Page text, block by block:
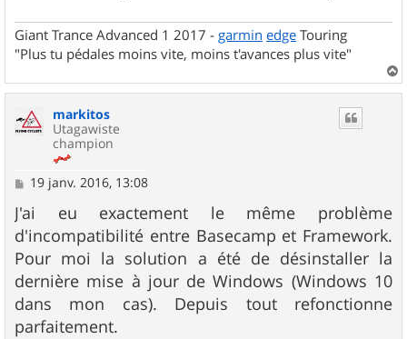
Giant Trance Advanced 1 2017 - garmin edge Touring
"Plus tu pédales moins vite, moins t'avances plus vite"
a
markitos
Utagawiste
champion
M
s
s
a
g
e
19 janv. 2016, 13:08
J'ai eu exactement le même problème
d'incompatibilité entre Basecamp et Framework.
Pour moi la solution a été de désinstaller la
dernière mise à jour de Windows (Windows 10
dans mon cas). Depuis tout refonctionne
parfaitement.